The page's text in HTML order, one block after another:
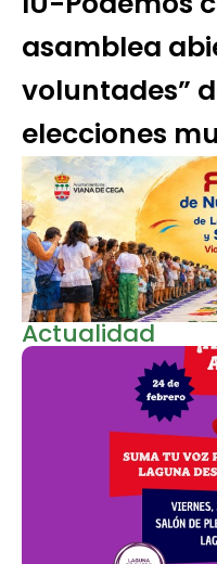
asamblea
voluntades”
elecciones
Actualidad